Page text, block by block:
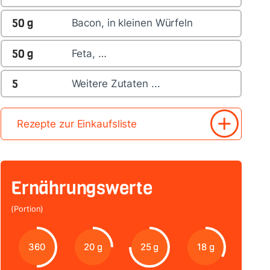
50 g Bacon, in kleinen Würfeln
50 g Feta, …
5 Weitere Zutaten ...
Rezepte zur Einkaufsliste
Ernährungswerte
(Portion)
360 20 g 25 g 18 g